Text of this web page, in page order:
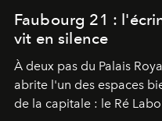
Faubourg 21 :
vit en silence
À deux pas du Palais
abrite l'un des espaces
de la capitale : le Ré